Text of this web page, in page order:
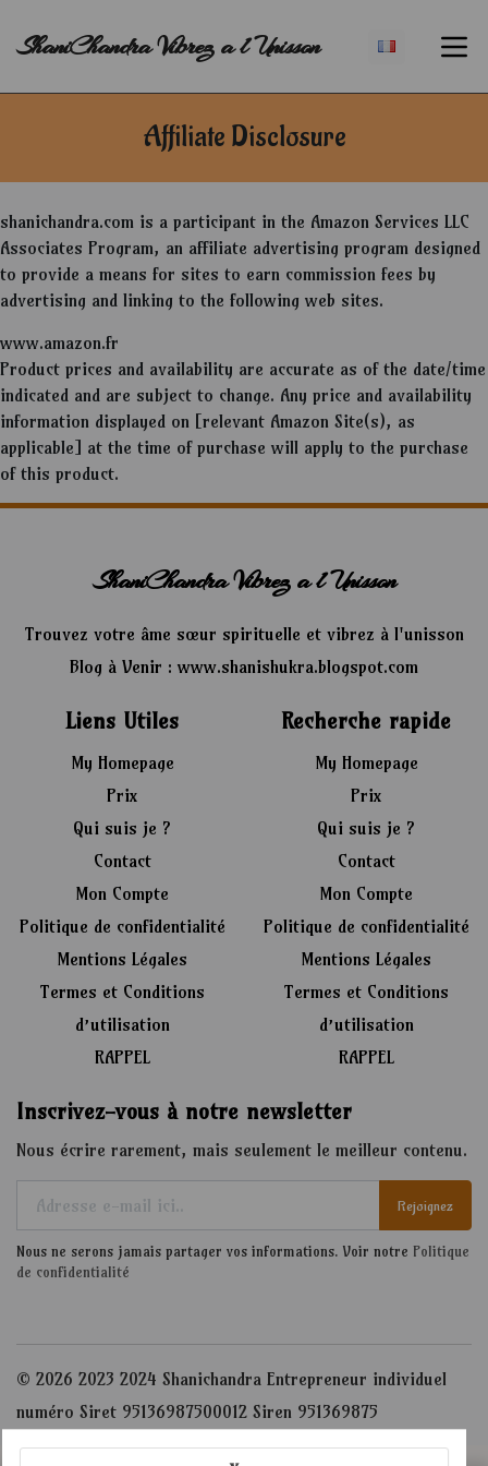
ShaniChandra Vibrez a l Unisson
Affiliate Disclosure
shanichandra.com is a participant in the Amazon Services LLC
Associates Program, an affiliate advertising program designed
to provide a means for sites to earn commission fees by
advertising and linking to the following web sites.
www.amazon.fr
Product prices and availability are accurate as of the date/time
indicated and are subject to change. Any price and availability
information displayed on [relevant Amazon Site(s), as
applicable] at the time of purchase will apply to the purchase
of this product.
ShaniChandra Vibrez a l Unisson
Trouvez votre âme sœur spirituelle et vibrez à l'unisson
Blog à Venir : www.shanishukra.blogspot.com
Liens Utiles
My Homepage
Prix
Qui suis je ?
Contact
Mon Compte
Politique de confidentialité
Mentions Légales
Termes et Conditions
d’utilisation
RAPPEL
Recherche rapide
My Homepage
Prix
Qui suis je ?
Contact
Mon Compte
Politique de confidentialité
Mentions Légales
Termes et Conditions
d’utilisation
RAPPEL
Inscrivez-vous à notre newsletter
Nous écrire rarement, mais seulement le meilleur contenu.
Rejoignez
Nous ne serons jamais partager vos informations. Voir notre Politique
de confidentialité
© 2026 2023 2024 Shanichandra Entrepreneur individuel
numéro Siret 95136987500012 Siren 951369875
AdminVient de se connecter. Dites bonjour !